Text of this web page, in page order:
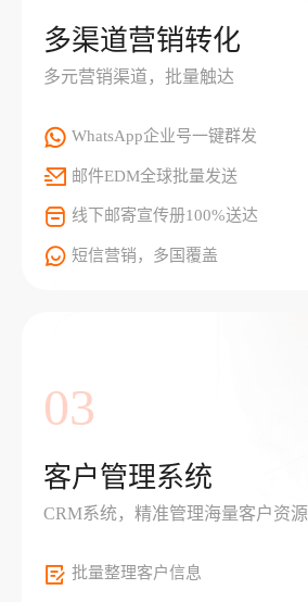
多渠道营销转化
多元营销渠道，批量触达
WhatsApp企业号一键群发
邮件EDM全球批量发送
线下邮寄宣传册100%送达
短信营销，多国覆盖
03
客户管理系统
CRM系统，精准管理海量客户资源
批量整理客户信息